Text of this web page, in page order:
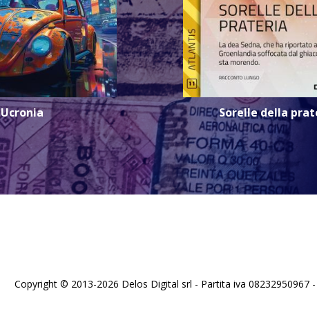
Ucronia Sorelle della
Copyright © 2013-2026 Delos Digital srl - Partita iva 08232950967